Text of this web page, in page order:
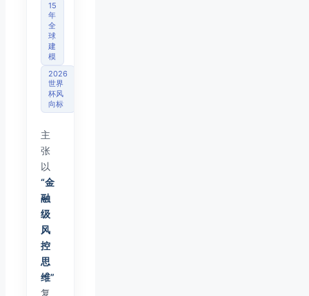
15
年
全
球
建
模
2026
世界
杯风
向标
主
张
以
“金
融
级
风
控
思
维”
复